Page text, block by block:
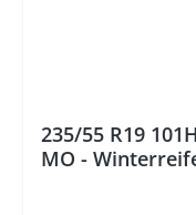
235/55 R19
MO -